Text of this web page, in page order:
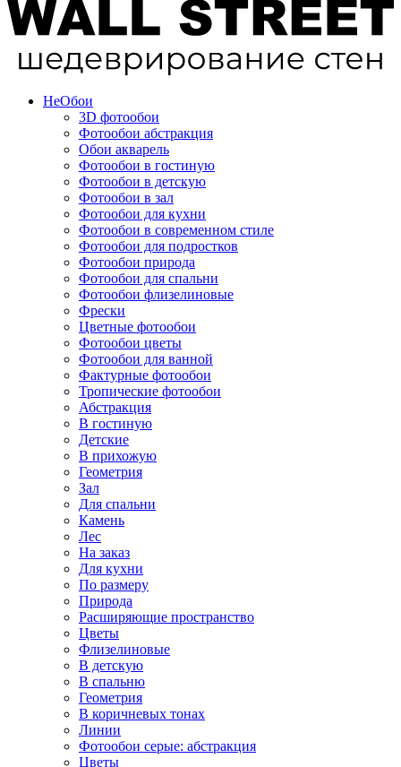
НеОбои
3D фотообои
Фотообои абстракция
Обои акварель
Фотообои в гостиную
Фотообои в детскую
Фотообои в зал
Фотообои для кухни
Фотообои в современном стиле
Фотообои для подростков
Фотообои природа
Фотообои для спальни
Фотообои флизелиновые
Фрески
Цветные фотообои
Фотообои цветы
Фотообои для ванной
Фактурные фотообои
Тропические фотообои
Абстракция
В гостиную
Детские
В прихожую
Геометрия
Зал
Для спальни
Камень
Лес
На заказ
Для кухни
По размеру
Природа
Расширяющие пространство
Цветы
Флизелиновые
В детскую
В спальню
Геометрия
В коричневых тонах
Линии
Фотообои серые: абстракция
Цветы